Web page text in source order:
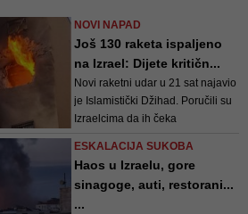
NOVI NAPAD
Još 130 raketa ispaljeno
na Izrael: Dijete kritičn...
Novi raketni udar u 21 sat najavio
je Islamistički Džihad. Poručili su
Izraelcima da ih čeka
ESKALACIJA SUKOBA
Haos u Izraelu, gore
sinagoge, auti, restorani...
...